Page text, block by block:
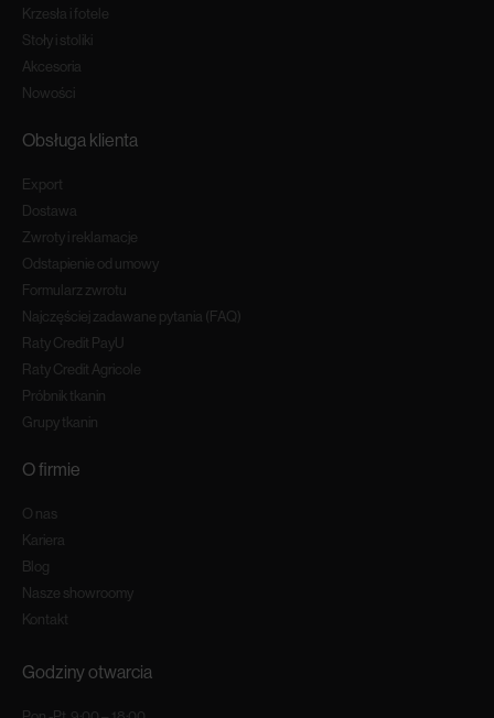
Krzesła i fotele
Stoły i stoliki
Akcesoria
Nowości
Obsługa klienta
Export
Dostawa
Zwroty i reklamacje
Odstapienie od umowy
Formularz zwrotu
Najczęściej zadawane pytania (FAQ)
Raty Credit PayU
Raty Credit Agricole
Próbnik tkanin
Grupy tkanin
O firmie
O nas
Kariera
Blog
Nasze showroomy
Kontakt
Godziny otwarcia